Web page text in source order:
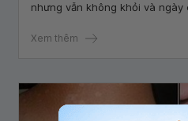
nhưng vẫn không khỏi và ngày
Xem thêm